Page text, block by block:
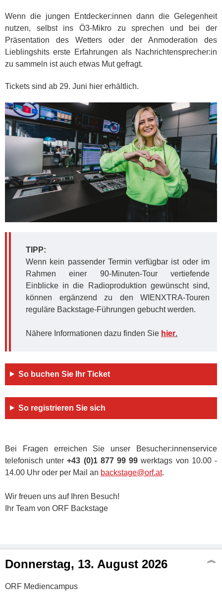
Wenn die jungen Entdecker:innen dann die Gelegenheit
nutzen, selbst ins Ö3-Mikro zu sprechen und bei der
Präsentation des Wetters oder der Anmoderation des
Lieblingshits erste Erfahrungen als Nachrichtensprecher:in
zu sammeln ist auch etwas Mut gefragt.
Tickets sind ab 29. Juni hier erhältlich.
TIPP:
Wenn kein passender Termin verfügbar ist oder im
Rahmen einer 90‑Minuten‑Tour vertiefende
Einblicke in die Radioproduktion gewünscht sind,
können ergänzend zu den WIENXTRA‑Touren
reguläre Backstage-Führungen gebucht werden.
Nähere Informationen dazu finden Sie hier.
So buchen Sie Ihr Ticket
So registrieren Sie sich
Bei Fragen erreichen Sie unser Besucher:innenservice
telefonisch unter+43 (0)1 877 99 99 werktags von 10.00 -
14.00 Uhr oder per Mail an backstage@orf.at.
Wir freuen uns auf Ihren Besuch!
Ihr Team von ORF Backstage
Donnerstag, 13. August 2026
ORF Mediencampus